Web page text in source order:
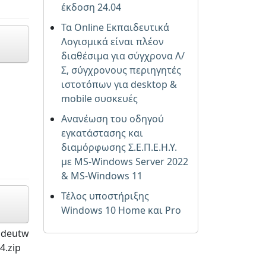
έκδοση 24.04
Τα Online Εκπαιδευτικά
Λογισμικά είναι πλέον
διαθέσιμα για σύγχρονα Λ/
Σ, σύγχρονους περιηγητές
ιστοτόπων για desktop &
mobile συσκευές
Ανανέωση του οδηγού
εγκατάστασης και
διαμόρφωσης Σ.Ε.Π.Ε.Η.Υ.
με MS-Windows Server 2022
& MS-Windows 11
Τέλος υποστήριξης
Windows 10 Home και Pro